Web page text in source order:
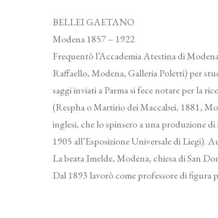
BELLEI GAETANO
Modena 1857 – 1922
Frequentò l’Accademia Atestina di
Raffaello, Modena, Galleria Poletti) per
saggi inviati a Parma si fece notare per la
(Respha o Martirio dei Maccabei, 1881,
inglesi, che lo spinsero a una produzione
1905 all’Esposizione Universale di Liegi).
La beata Imelde, Modena, chiesa di San
Dal 1893 lavorò come professore di figura